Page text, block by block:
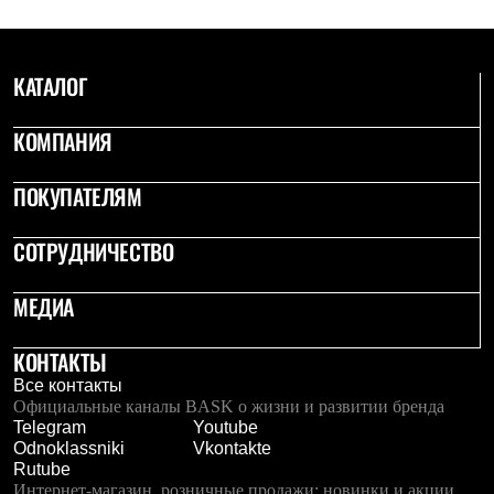
КАТАЛОГ
КОМПАНИЯ
ПОКУПАТЕЛЯМ
СОТРУДНИЧЕСТВО
МЕДИА
КОНТАКТЫ
Все контакты
Официальные каналы BASK о жизни и развитии бренда
Telegram
Youtube
Odnoklassniki
Vkontakte
Rutube
Интернет-магазин, розничные продажи: новинки и акции